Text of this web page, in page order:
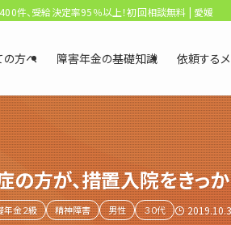
件、受給決定率95％以上！初回相談無料 | 愛媛・松
の方へ 障害年金の基礎知識 依頼するメ
方が、措置入院をきっ
年金２級 精神障害 男性 ３０代